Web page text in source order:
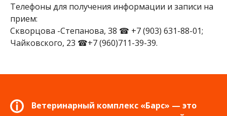
Телефоны для получения информации и записи на
прием:
Скворцова -Степанова, 38 ☎ +7 (903) 631-88-01;
Чайковского, 23 ☎+7 (960)711-39-39.
Ветеринарный комплекс «Барс» — это